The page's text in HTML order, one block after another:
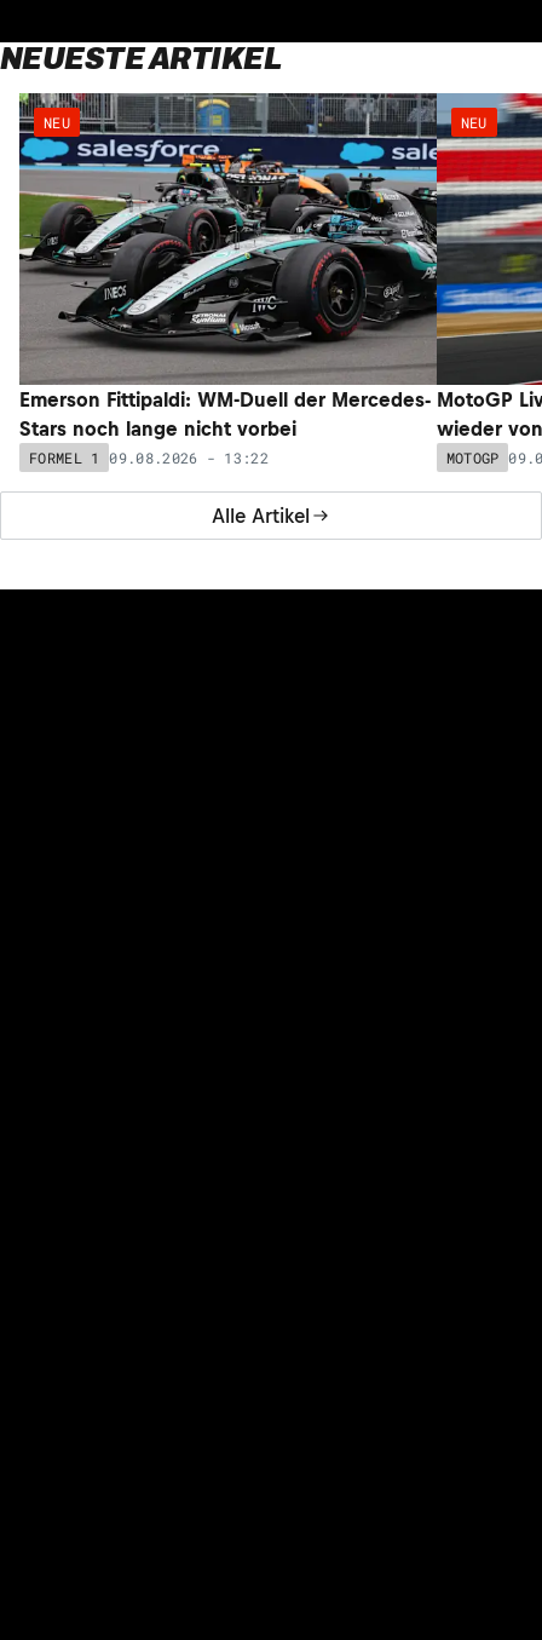
NEUESTE ARTIKEL
Alle Artikel
NEU
Emerson Fittipaldi: WM-Duell der Mercedes-
Stars noch lange nicht vorbei
FORMEL 1 09.08.2026 - 13:22
NEU
MotoGP
wieder
MOTOGP